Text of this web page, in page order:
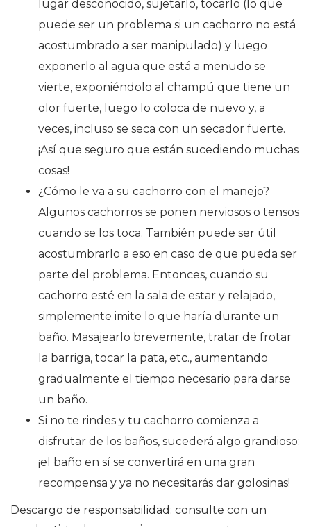
lugar desconocido, sujetarlo, tocarlo (lo que
puede ser un problema si un cachorro no está
acostumbrado a ser manipulado) y luego
exponerlo al agua que está a menudo se
vierte, exponiéndolo al champú que tiene un
olor fuerte, luego lo coloca de nuevo y, a
veces, incluso se seca con un secador fuerte.
¡Así que seguro que están sucediendo muchas
cosas!
¿Cómo le va a su cachorro con el manejo?
Algunos cachorros se ponen nerviosos o tensos
cuando se los toca. También puede ser útil
acostumbrarlo a eso en caso de que pueda ser
parte del problema. Entonces, cuando su
cachorro esté en la sala de estar y relajado,
simplemente imite lo que haría durante un
baño. Masajearlo brevemente, tratar de frotar
la barriga, tocar la pata, etc., aumentando
gradualmente el tiempo necesario para darse
un baño.
Si no te rindes y tu cachorro comienza a
disfrutar de los baños, sucederá algo grandioso:
¡el baño en sí se convertirá en una gran
recompensa y ya no necesitarás dar golosinas!
Descargo de responsabilidad: consulte con un